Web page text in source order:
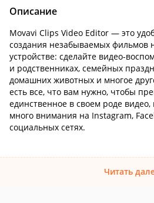
Описание
Movavi Clips Video Editor — это
создания незабываемых фильмов
устройстве: сделайте видео-
и родственниках, семейных
домашних животных и многое
есть все, что вам нужно, чтобы
единственное в своем роде видео,
много внимания на Instagram,
социальных сетях.
Читать